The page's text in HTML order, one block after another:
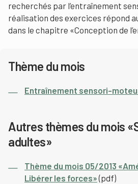
recherchés par l’entraînement
réalisation des exercices répond
dans le chapitre «Conception de
Thème du mois
Entraînement sensori-
Autres thèmes du mois
adultes»
Thème du mois 05/2013
Libérer les forces»(pdf)